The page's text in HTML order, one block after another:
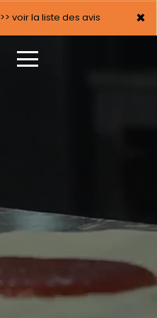
×
>> voir la liste des avis ×